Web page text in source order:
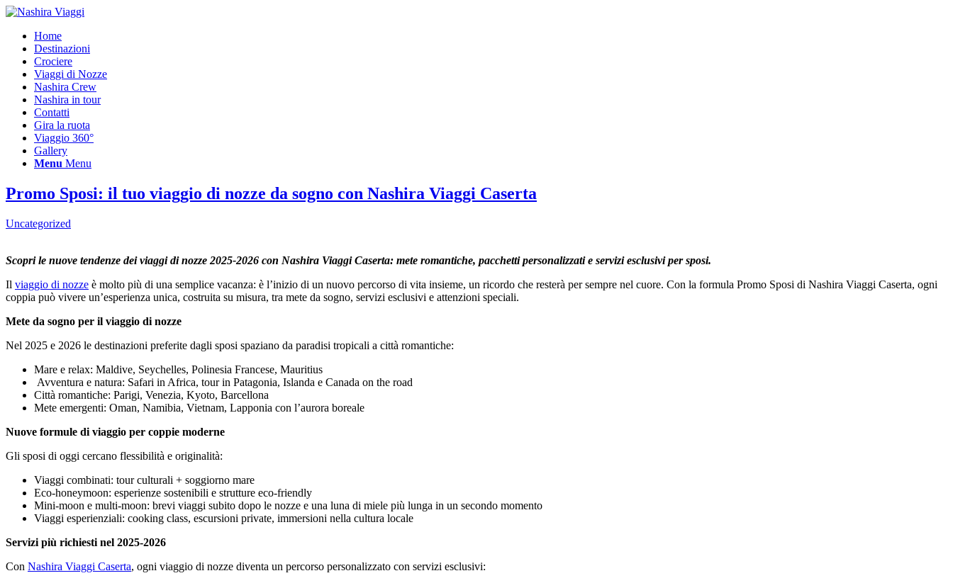
Home
Destinazioni
Crociere
Viaggi di Nozze
Nashira Crew
Nashira in tour
Contatti
Gira la ruota
Viaggio 360°
Gallery
Menu Menu
Promo Sposi: il tuo viaggio di nozze da sogno con Nashira Viaggi Caserta
Uncategorized
Scopri le nuove tendenze dei viaggi di nozze 2025-2026 con Nashira Viaggi Caserta: mete romantiche, pacchetti personalizzati e servizi esclusivi per sposi.
Il viaggio di nozze è molto più di una semplice vacanza: è l’inizio di un nuovo percorso di vita insieme, un ricordo che resterà per sempre nel cuore. Con la formula Promo Sposi di Nashira Viaggi Caserta, ogni
coppia può vivere un’esperienza unica, costruita su misura, tra mete da sogno, servizi esclusivi e attenzioni speciali.
Mete da sogno per il viaggio di nozze
Nel 2025 e 2026 le destinazioni preferite dagli sposi spaziano da paradisi tropicali a città romantiche:
Mare e relax: Maldive, Seychelles, Polinesia Francese, Mauritius
Avventura e natura: Safari in Africa, tour in Patagonia, Islanda e Canada on the road
Città romantiche: Parigi, Venezia, Kyoto, Barcellona
Mete emergenti: Oman, Namibia, Vietnam, Lapponia con l’aurora boreale
Nuove formule di viaggio per coppie moderne
Gli sposi di oggi cercano flessibilità e originalità:
Viaggi combinati: tour culturali + soggiorno mare
Eco-honeymoon: esperienze sostenibili e strutture eco-friendly
Mini-moon e multi-moon: brevi viaggi subito dopo le nozze e una luna di miele più lunga in un secondo momento
Viaggi esperienziali: cooking class, escursioni private, immersioni nella cultura locale
Servizi più richiesti nel 2025-2026
Con Nashira Viaggi Caserta, ogni viaggio di nozze diventa un percorso personalizzato con servizi esclusivi: